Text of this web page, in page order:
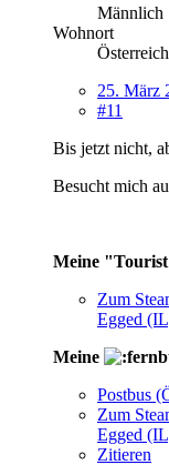
Männlich
Wohnort
Österreich
25. März
#11
Bis jetzt nicht,
Besucht mich
Meine
Zum
Egged
Meine
Postbus
Zum
Egged
Zitieren